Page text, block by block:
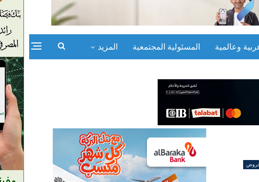
وعالمية المسئولية المجتمعية المزيد